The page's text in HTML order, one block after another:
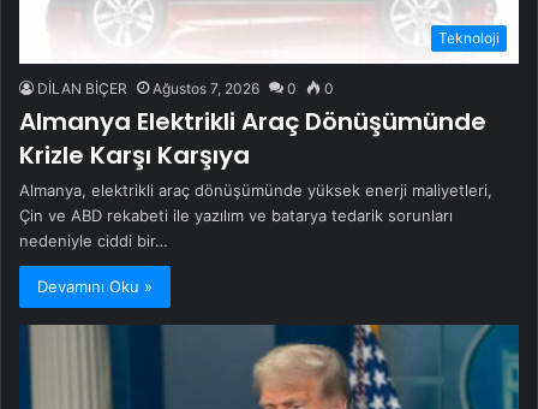
Teknoloji
DİLAN BİÇER Ağustos 7, 2026 0 0
Almanya Elektrikli Araç Dönüşümünde
Krizle Karşı Karşıya
Almanya, elektrikli araç dönüşümünde yüksek enerji maliyetleri,
Çin ve ABD rekabeti ile yazılım ve batarya tedarik sorunları
nedeniyle ciddi bir…
Devamını Oku »